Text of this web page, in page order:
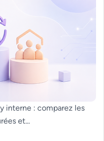
interne : comparez les
et...